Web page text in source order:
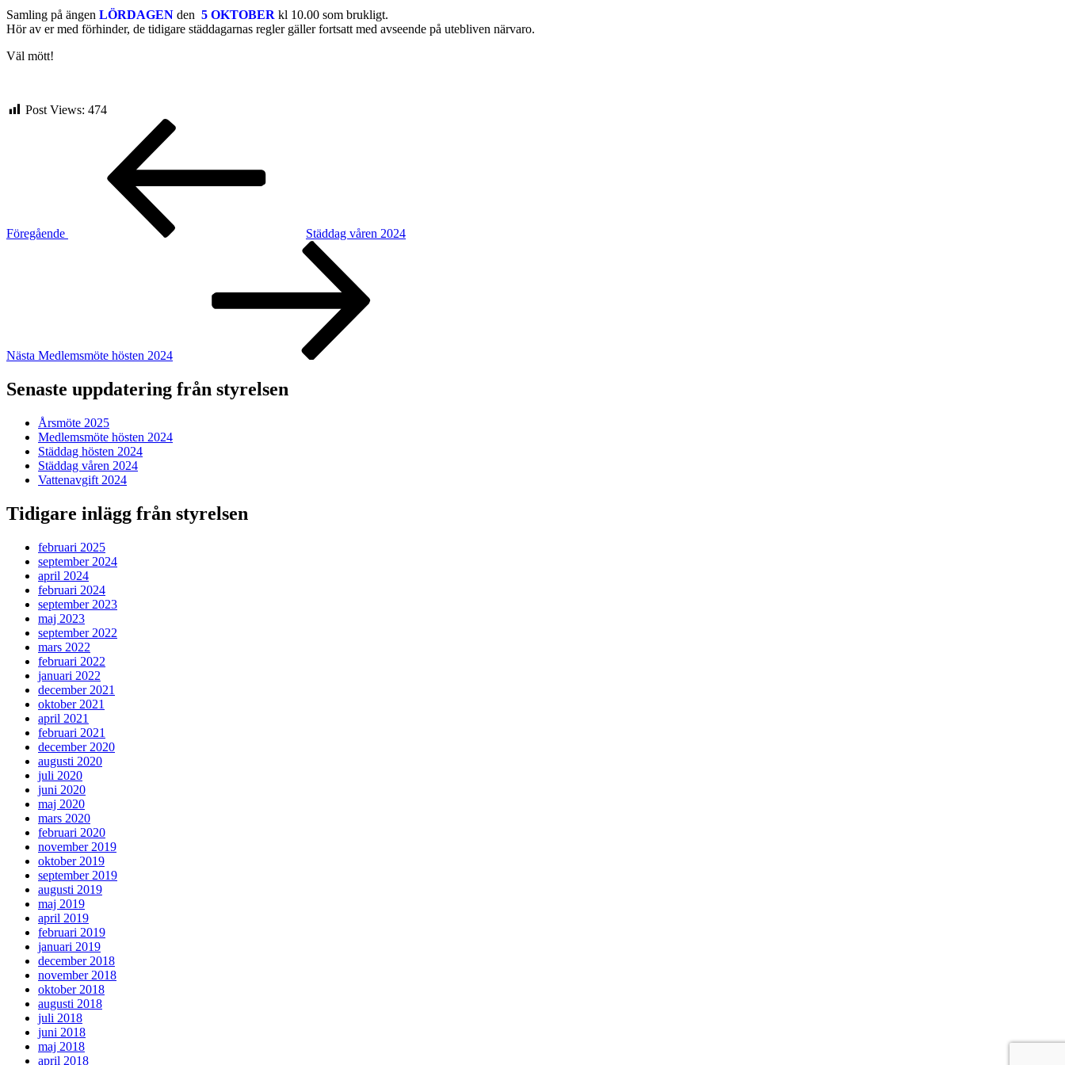
Samling på ängen LÖRDAGEN den 5 OKTOBER kl 10.00 som brukligt.
Hör av er med förhinder, de tidigare städdagarnas regler gäller fortsatt med avseende på utebliven närvaro.
Väl mött!
Post Views: 474
Inläggsnavigering
Föregående
Städdag våren 2024
Nästa Medlemsmöte hösten 2024
Senaste uppdatering från styrelsen
Årsmöte 2025
Medlemsmöte hösten 2024
Städdag hösten 2024
Städdag våren 2024
Vattenavgift 2024
Tidigare inlägg från styrelsen
februari 2025
september 2024
april 2024
februari 2024
september 2023
maj 2023
september 2022
mars 2022
februari 2022
januari 2022
december 2021
oktober 2021
april 2021
februari 2021
december 2020
augusti 2020
juli 2020
juni 2020
maj 2020
mars 2020
februari 2020
november 2019
oktober 2019
september 2019
augusti 2019
maj 2019
april 2019
februari 2019
januari 2019
december 2018
november 2018
oktober 2018
augusti 2018
juli 2018
juni 2018
maj 2018
april 2018